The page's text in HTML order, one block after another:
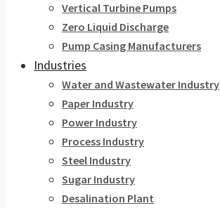
Vertical Turbine Pumps
Zero Liquid Discharge
Pump Casing Manufacturers
Industries
Water and Wastewater Industry
Paper Industry
Power Industry
Process Industry
Steel Industry
Sugar Industry
Desalination Plant